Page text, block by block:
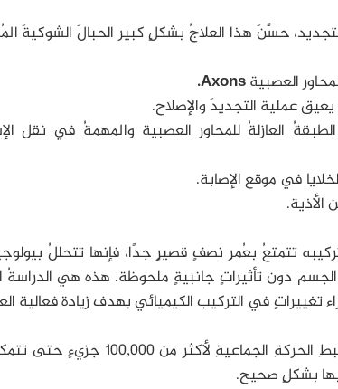
حسَّنَ هذا العلاجُ بشكلٍ كبير الحبالَ الشوكيةَ
Axons.
العازلةُ للمحاور العصبية والمهمةُ في نقل
تتمتعُ بعُمرِ نصفٍ قصيرٍ جدًا، فإنها تتحللُ
بالكامل من الجسم دون تأثيراتٍ جانبيةٍ ملحوظة. هذه هي
تغييراتٍ في التركيب الكيميائي بهدف زيادة فعالية
يكمنُ السرُ وراءَ فعالية هذا العلاجِ الجديد في قدرته على ضبطِ الحركةِ الجماعيةِ
بها بشكلٍ صحيح.